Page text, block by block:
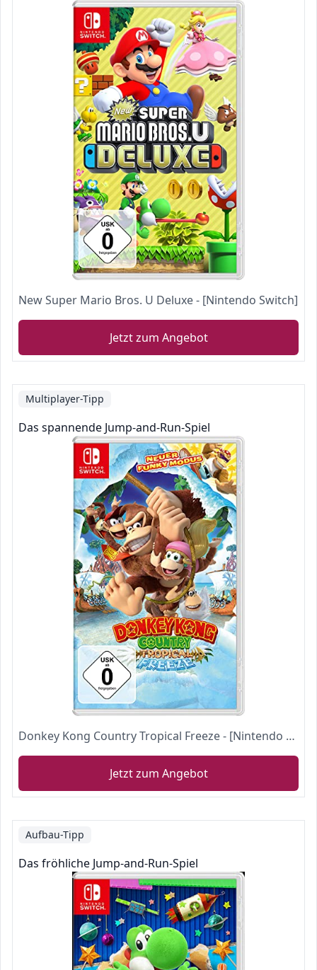
New Super Mario Bros. U Deluxe - [Nintendo Switch]
Jetzt zum Angebot
Multiplayer-Tipp
Das spannende Jump-and-Run-Spiel
Donkey Kong Country Tropical Freeze - [Nintendo Switch]
Jetzt zum Angebot
Aufbau-Tipp
Das fröhliche Jump-and-Run-Spiel